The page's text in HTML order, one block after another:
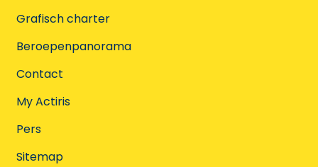
Grafisch charter
Beroepenpanorama
Contact
My Actiris
Pers
Sitemap